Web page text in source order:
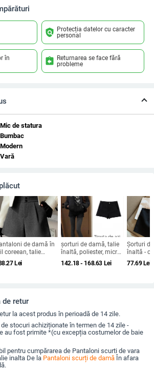
policy Protecția datelor cu caracter
personal
în
assignment_return Returnarea se face fără
probleme
Mic de statura
Bumbac
Modern
Vară
de damă în
coreean, talie
lungime 3/4,
dreaptă,
Lei
șorturi de damă, talie
înaltă, poliester, micro-
elasticitate (Colecția
de iarnă 2025)
142.18 - 168.63Lei
Șorturi
înaltă -
(talie
scurtă,
77.69Lei
retur
la acest produs în perioadă de 14 zile.
stocuri achiziționate în termen de 14 zile -
au fost primite *(cu excepția costumelor de baie
pentru cumpărarea de Pantaloni scurti de vara
inalta De la Pantaloni scurți de damă În afara